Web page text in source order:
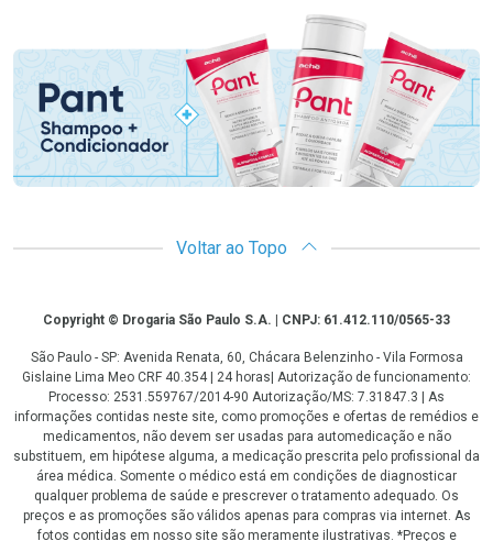
Promoção em Destaque
Voltar ao Topo
CopyrightCopyright © Drogaria São Paulo S.A. | CNPJ: 61.412.110/0565-33
São Paulo - SP: Avenida Renata, 60, Chácara Belenzinho - Vila Formosa
Gislaine Lima Meo CRF 40.354 | 24 horas| Autorização de funcionamento:
Processo: 2531.559767/2014-90 Autorização/MS: 7.31847.3 | As
informações contidas neste site, como promoções e ofertas de remédios e
medicamentos, não devem ser usadas para automedicação e não
substituem, em hipótese alguma, a medicação prescrita pelo profissional da
área médica. Somente o médico está em condições de diagnosticar
qualquer problema de saúde e prescrever o tratamento adequado. Os
preços e as promoções são válidos apenas para compras via internet. As
fotos contidas em nosso site são meramente ilustrativas. *Preços e